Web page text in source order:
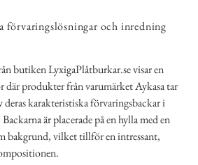
förvaringslösningar och inredning
butiken LyxigaPlåtburkar.se visar en
produkter från varumärket Aykasa tar
deras karakteristiska förvaringsbackar i
är placerade på en hylla med en
bakgrund, vilket tillför en intressant,